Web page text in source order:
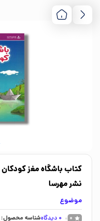
نشر مهرسا
موضوع
0
0 دیدگاهشناسه محصول: